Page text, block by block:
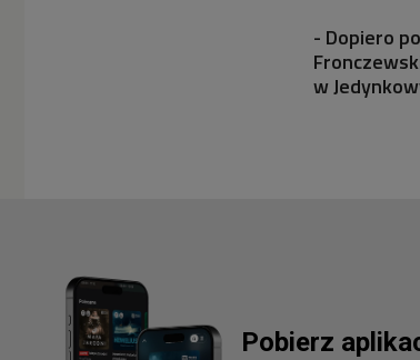
- Dopiero
w
Pobierz